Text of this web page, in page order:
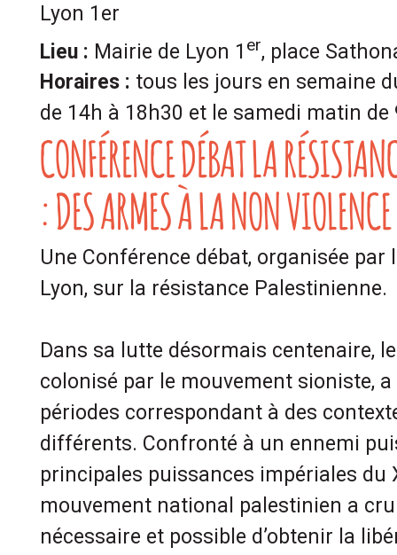
Lyon 1er
Lieu : Mairie de Lyon 1 er, place
Horaires : tous les jours en semaine
de 14h à 18h30 et le samedi matin de
CONFÉRENCE DÉBAT LA
: DES ARMES À LA NON VIOLENCE
Une Conférence débat, organisée par
Lyon, sur la résistance Palestinienne.
Dans sa lutte désormais centenaire,
colonisé par le mouvement sioniste,
périodes correspondant à des
différents. Confronté à un ennemi
principales puissances impériales du
mouvement national palestinien a
nécessaire et possible d’obtenir la